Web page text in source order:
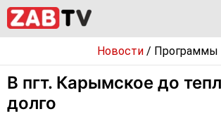
Новости / Программы
В пгт. Карымское до
долго